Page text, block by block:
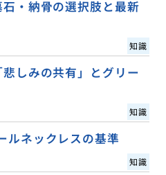
・納骨の選択肢と最新
知識
しみの共有」とグリー
知識
ルネックレスの基準
知識